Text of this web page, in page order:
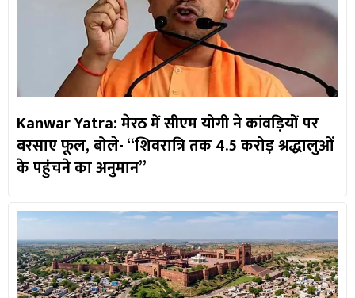
Kanwar Yatra: मेरठ में सीएम योगी ने कांवड़ियों पर
बरसाए फूल, बोले- “शिवरात्रि तक 4.5 करोड़ श्रद्धालुओं
के पहुंचने का अनुमान”